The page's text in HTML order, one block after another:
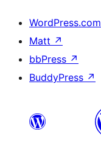
WordPress.com
Matt ↗
bbPress ↗
BuddyPress ↗